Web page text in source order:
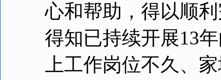
心和帮助，得以顺
得知已持续开展13
上工作岗位不久、